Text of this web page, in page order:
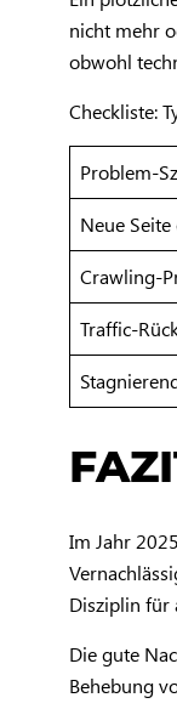
nicht mehr
obwohl
Checkliste:
Problem-
Neue
Crawling-
Traffic-
Im Jahr
Disziplin für
Die gute
Behebung